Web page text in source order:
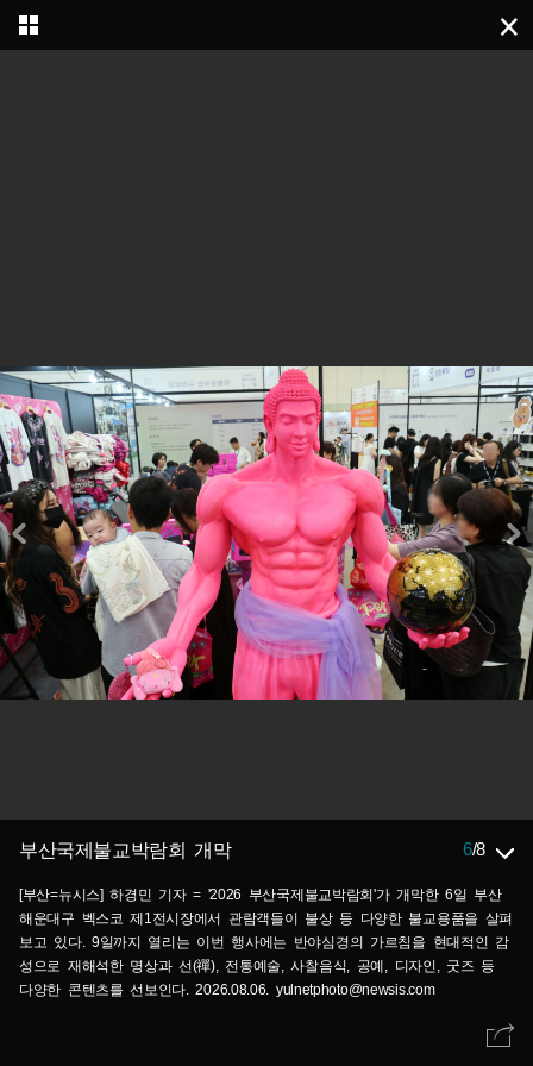
부산국제불교박람회 개막 6/8
[부산=뉴시스] 하경민 기자 = '2026 부산국제불교박람회'가 개막한 6일 부산
해운대구 벡스코 제1전시장에서 관람객들이 불상 등 다양한 불교용품을 살펴
보고 있다. 9일까지 열리는 이번 행사에는 반야심경의 가르침을 현대적인 감
성으로 재해석한 명상과 선(禪), 전통예술, 사찰음식, 공예, 디자인, 굿즈 등
다양한 콘텐츠를 선보인다. 2026.08.06. yulnetphoto@newsis.com